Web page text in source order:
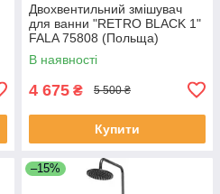
Двохвентильний змішувач
для ванни "RETRO BLACK 1"
FALA 75808 (Польща)
В наявності
4 675 ₴ 5 500 ₴
Купити
–15%